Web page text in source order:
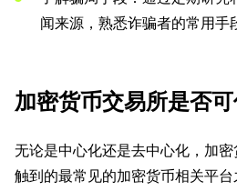
闻来源，熟悉诈骗者的常用手
加密货币交易所是否可
无论是中心化还是去中心化，加
触到的最常见的加密货币相关平